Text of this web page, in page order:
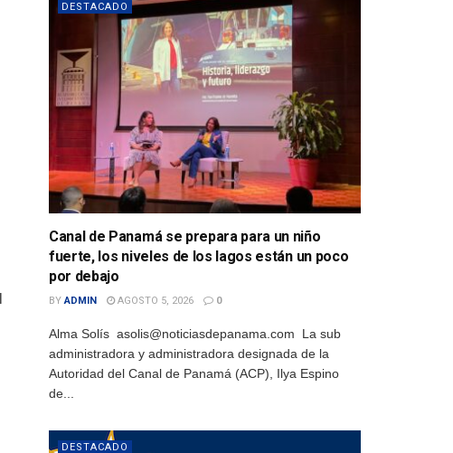
DESTACADO
Canal de Panamá se prepara para un niño
fuerte, los niveles de los lagos están un poco
por debajo
BY ADMIN AGOSTO 5, 2026 0
Alma Solís asolis@noticiasdepanama.com La sub
administradora y administradora designada de la
Autoridad del Canal de Panamá (ACP), Ilya Espino
de...
DESTACADO